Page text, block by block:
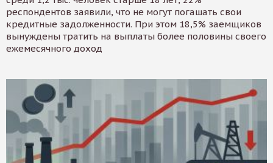
респондентов заявили, что не могут погашать свои
кредитные задолженности. При этом 18,5% заемщиков
вынуждены тратить на выплаты более половины своего
ежемесячного доход